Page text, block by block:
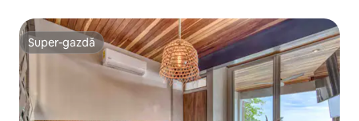
Super-gazdă
Super-gazdă